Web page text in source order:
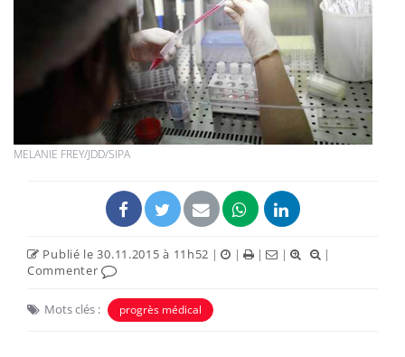
MELANIE FREY/JDD/SIPA
Publié le 30.11.2015 à 11h52 | | | |
|
Commenter
Mots clés : progrès médical